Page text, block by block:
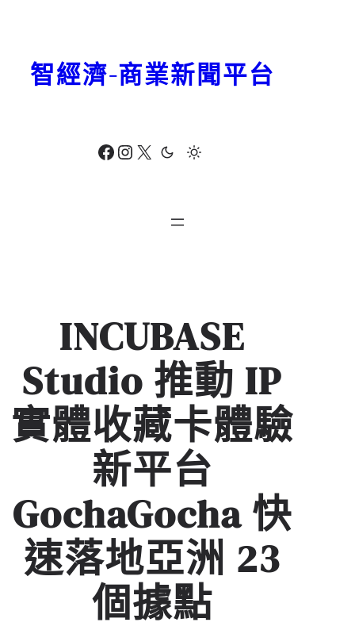
Facebook Instagram X
智經濟-商業新聞平台
INCUBASE
Studio 推動 IP
實體收藏卡體驗
新平台
GochaGocha 快
速落地亞洲 23
個據點